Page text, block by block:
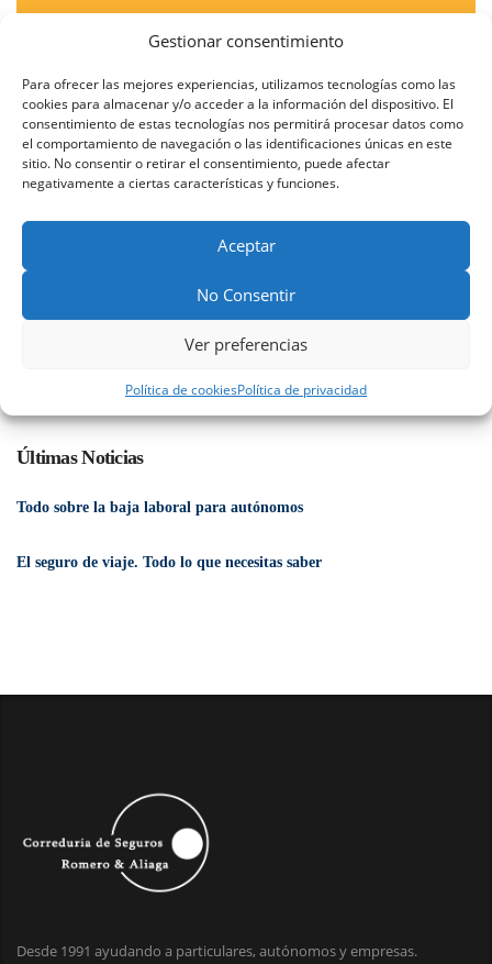
Gestionar consentimiento
Para ofrecer las mejores experiencias, utilizamos tecnologías como las
cookies para almacenar y/o acceder a la información del dispositivo. El
consentimiento de estas tecnologías nos permitirá procesar datos como
el comportamiento de navegación o las identificaciones únicas en este
sitio. No consentir o retirar el consentimiento, puede afectar
negativamente a ciertas características y funciones.
Aceptar
No Consentir
Ver preferencias
Política de cookiesPolítica de privacidad
en el647 765 388, a través del formulario online o visita
nuestra oficina en Calle Real 109, Castilleja de la Cuesta.
Sevilla
Correduría de Seguros
Últimas Noticias
Todo sobre la baja laboral para autónomos
El seguro de viaje. Todo lo que necesitas saber
Desde 1991 ayudando a particulares, autónomos y empresas.